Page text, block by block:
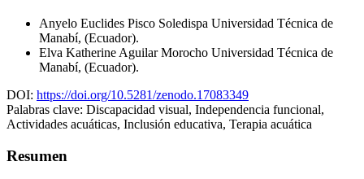
Anyelo Euclides Pisco Soledispa Universidad Técnica de
Manabí, (Ecuador).
Elva Katherine Aguilar Morocho Universidad Técnica de
Manabí, (Ecuador).
DOI: https://doi.org/10.5281/zenodo.17083349
Palabras clave: Discapacidad visual, Independencia funcional,
Actividades acuáticas, Inclusión educativa, Terapia acuática
Resumen